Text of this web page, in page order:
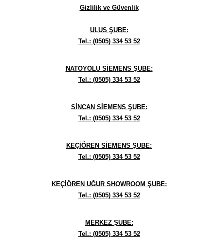
Gizlilik ve Güvenlik
ULUS ŞUBE:
Tel.: (0505) 334 53 52
NATOYOLU SİEMENS ŞUBE:
Tel.: (0505) 334 53 52
SİNCAN SİEMENS ŞUBE:
Tel.: (0505) 334 53 52
KEÇİÖREN SİEMENS ŞUBE:
Tel.: (0505) 334 53 52
KEÇİÖREN UĞUR SHOWROOM ŞUBE:
Tel.: (0505) 334 53 52
MERKEZ ŞUBE:
Tel.: (0505) 334 53 52